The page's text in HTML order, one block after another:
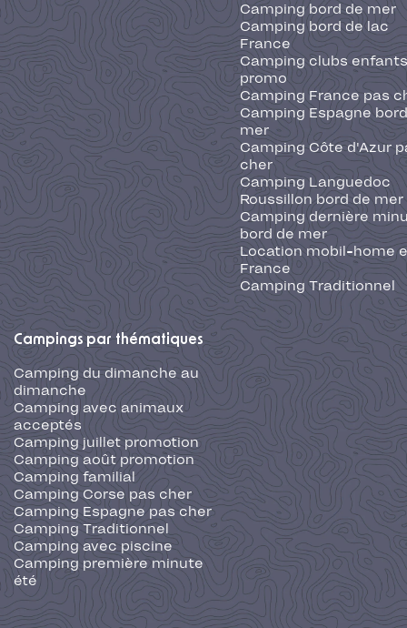
Camping bord de mer
Camping bord de lac
France
Camping clubs
promo
Camping France pas
Camping Espagne
mer
Camping Côte d'Azur
cher
Camping Languedoc
Roussillon bord de mer
Camping dernière
bord de mer
Location mobil-home
France
Camping Traditionnel
Campings par thématiques
Camping du dimanche au
dimanche
Camping avec animaux
acceptés
Camping juillet promotion
Camping août promotion
Camping familial
Camping Corse pas cher
Camping Espagne pas cher
Camping Traditionnel
Camping avec piscine
Camping première minute
été